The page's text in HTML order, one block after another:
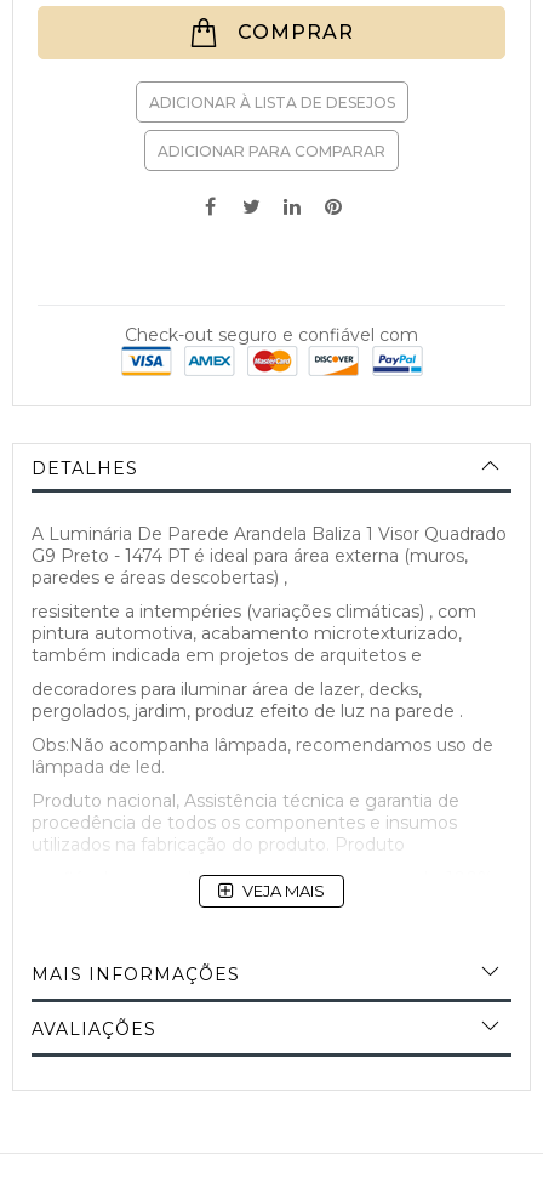
COMPRAR
ADICIONAR À LISTA DE DESEJOS
ADICIONAR PARA COMPARAR
Check-out seguro e confiável com
DETALHES
A Luminária De Parede Arandela Baliza 1 Visor Quadrado
G9 Preto - 1474 PT é ideal para área externa (muros,
paredes e áreas descobertas) ,
resisitente a intempéries (variações climáticas) , com
pintura automotiva, acabamento microtexturizado,
também indicada em projetos de arquitetos e
decoradores para iluminar área de lazer, decks,
pergolados, jardim, produz efeito de luz na parede .
Obs:Não acompanha lâmpada, recomendamos uso de
lâmpada de led.
Produto nacional, Assistência técnica e garantia de
procedência de todos os componentes e insumos
utilizados na fabricação do produto. Produto
confiável com qualidade garantida e assegurada. 100%
VEJA MAIS
MAIS INFORMAÇÕES
AVALIAÇÕES